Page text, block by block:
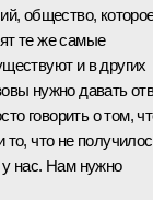
общество,
те же самые
и в других
нужно давать
говорить о том,
то, что не
у нас. Нам нужно